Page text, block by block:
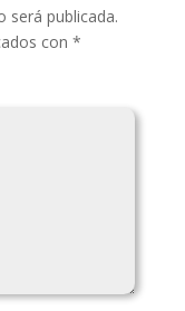
será publicada.
con *